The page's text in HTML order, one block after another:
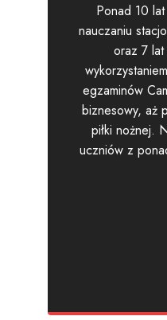
Ponad 10
nauczaniu
oraz 7
egzaminów
biznesowy, aż
piłki nożnej.
uczniów z